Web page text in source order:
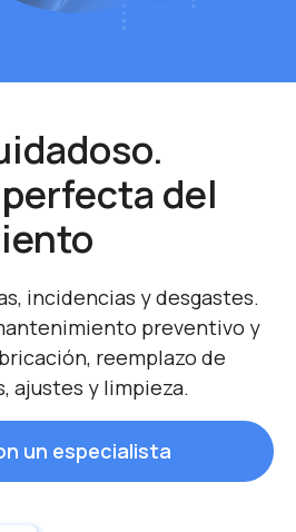
del
incidencias y desgastes.
preventivo y
reemplazo de
ajustes y limpieza.
un especialista